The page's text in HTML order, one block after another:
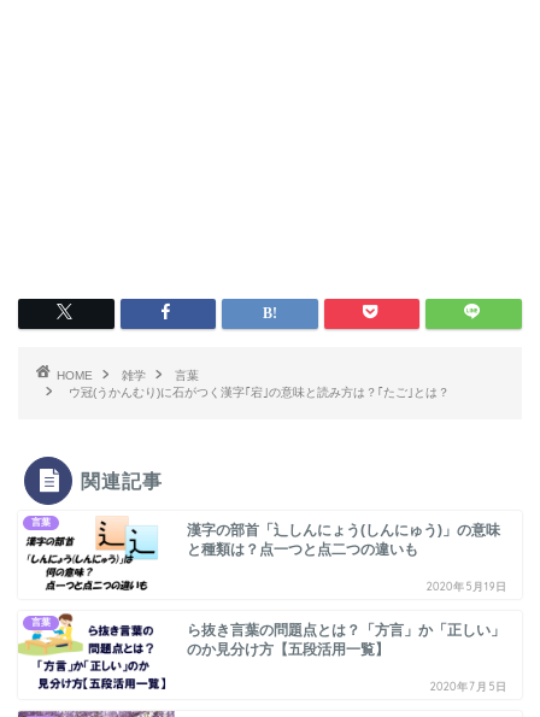
HOME 雑学
言葉
ウ冠(うかんむり)に石がつく漢字｢宕｣の意味と読み方は？｢たご｣とは？
関連記事
言葉
漢字の部首「辶しんにょう(しんにゅう)」の意味
と種類は？点一つと点二つの違いも
2020年5月19日
言葉
ら抜き言葉の問題点とは？「方言」か「正しい」
のか見分け方【五段活用一覧】
2020年7月5日